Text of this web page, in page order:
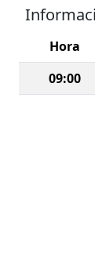
Hora
09:00